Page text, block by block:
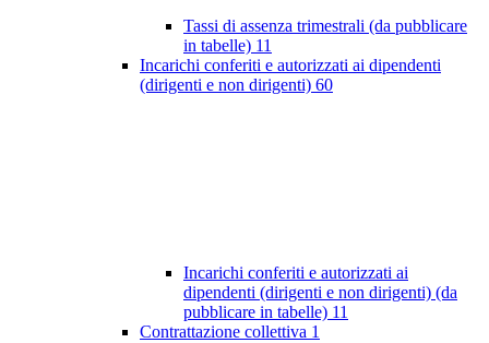
Tassi di assenza trimestrali (da pubblicare
in tabelle) 11
Incarichi conferiti e autorizzati ai dipendenti
(dirigenti e non dirigenti) 60
Incarichi conferiti e autorizzati ai
dipendenti (dirigenti e non dirigenti) (da
pubblicare in tabelle) 11
Contrattazione collettiva 1